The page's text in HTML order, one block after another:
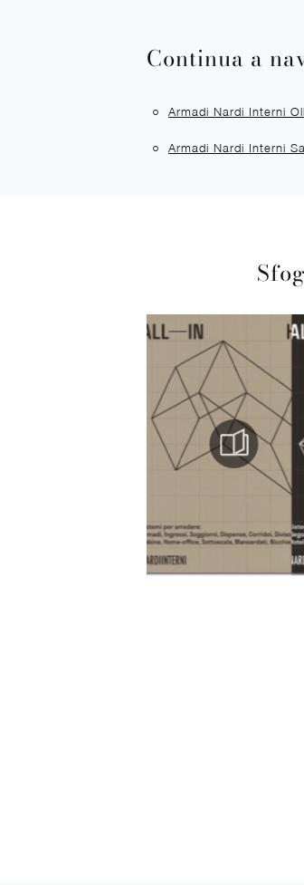
Continua a
Armadi Nardi Interni
Armadi Nardi Interni